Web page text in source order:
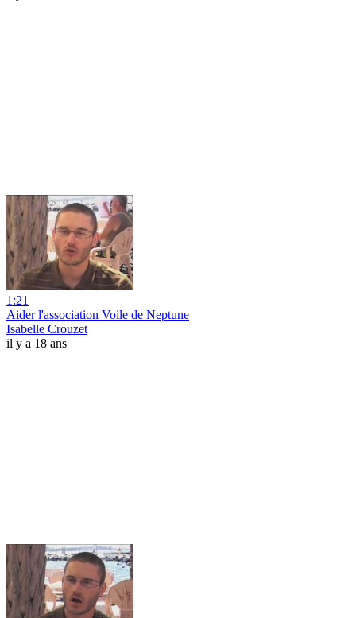
1:21
Aider l'association Voile de Neptune
Isabelle Crouzet
il y a 18 ans